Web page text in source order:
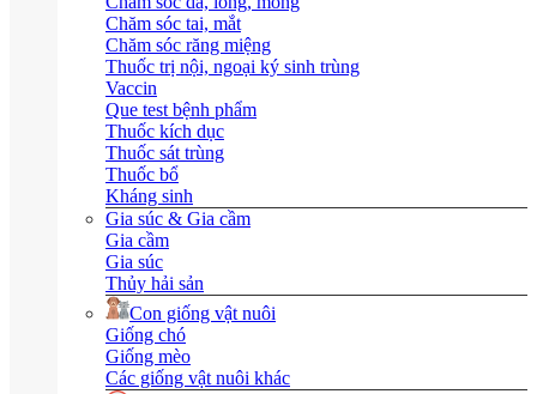
Chăm sóc tai, mắt
Chăm sóc răng miệng
Thuốc trị nội, ngoại ký sinh trùng
Vaccin
Que test bệnh phẩm
Thuốc kích dục
Thuốc sát trùng
Thuốc bổ
Kháng sinh
Gia súc & Gia cầm
Gia cầm
Gia súc
Thủy hải sản
Con giống vật nuôi
Giống chó
Giống mèo
Các giống vật nuôi khác